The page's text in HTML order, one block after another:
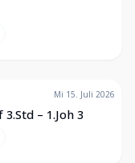
Mi 15. Juli 2026
– 1.Joh 3